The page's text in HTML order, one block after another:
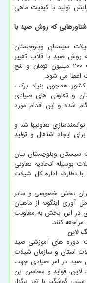
تولید با کیفیت ماهی
تومانی به شناورهایی که روش صید با
سیستان وبلوچستان
روش صید با قلاب تغییر
دهند برای خرید ادوات صید قلاب تا سقف ۲۰۰ میلیون تومان و لنج
همچون بنیاد برکت
و تعاونی های صیادی
شده و این اقدام مورد
تعاونیها شد و
ایجاد اشتغال و تولید
سیستان وبلوچستان بیان
بوسیله اتحادیه تعاونی
نظارت اداره کل شیلات
بخش خصوصی و سایر
آوری اینگونه از ماهیان
در این بخش به معاونت
کنند.
لاین
دوره های آموزشی صید
استان و سازمان شیلات
صید در امر صیادی جهت
فواید و محاسن این
گوشگیر با تور برگزار